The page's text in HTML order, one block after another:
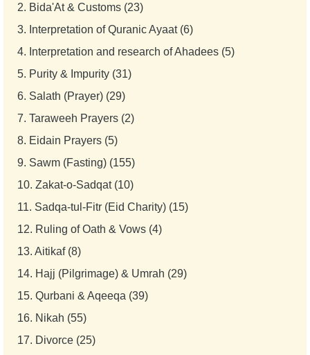
2. Bida'At & Customs (23)
3. Interpretation of Quranic Ayaat (6)
4. Interpretation and research of Ahadees (5)
5. Purity & Impurity (31)
6. Salath (Prayer) (29)
7. Taraweeh Prayers (2)
8. Eidain Prayers (5)
9. Sawm (Fasting) (155)
10. Zakat-o-Sadqat (10)
11. Sadqa-tul-Fitr (Eid Charity) (15)
12. Ruling of Oath & Vows (4)
13. Aitikaf (8)
14. Hajj (Pilgrimage) & Umrah (29)
15. Qurbani & Aqeeqa (39)
16. Nikah (55)
17. Divorce (25)